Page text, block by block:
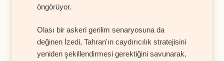
öngörüyor.
Olası bir askeri gerilim senaryosuna da
değinen İzedi, Tahran'ın caydırıcılık stratejisini
yeniden şekillendirmesi gerektiğini savunarak,